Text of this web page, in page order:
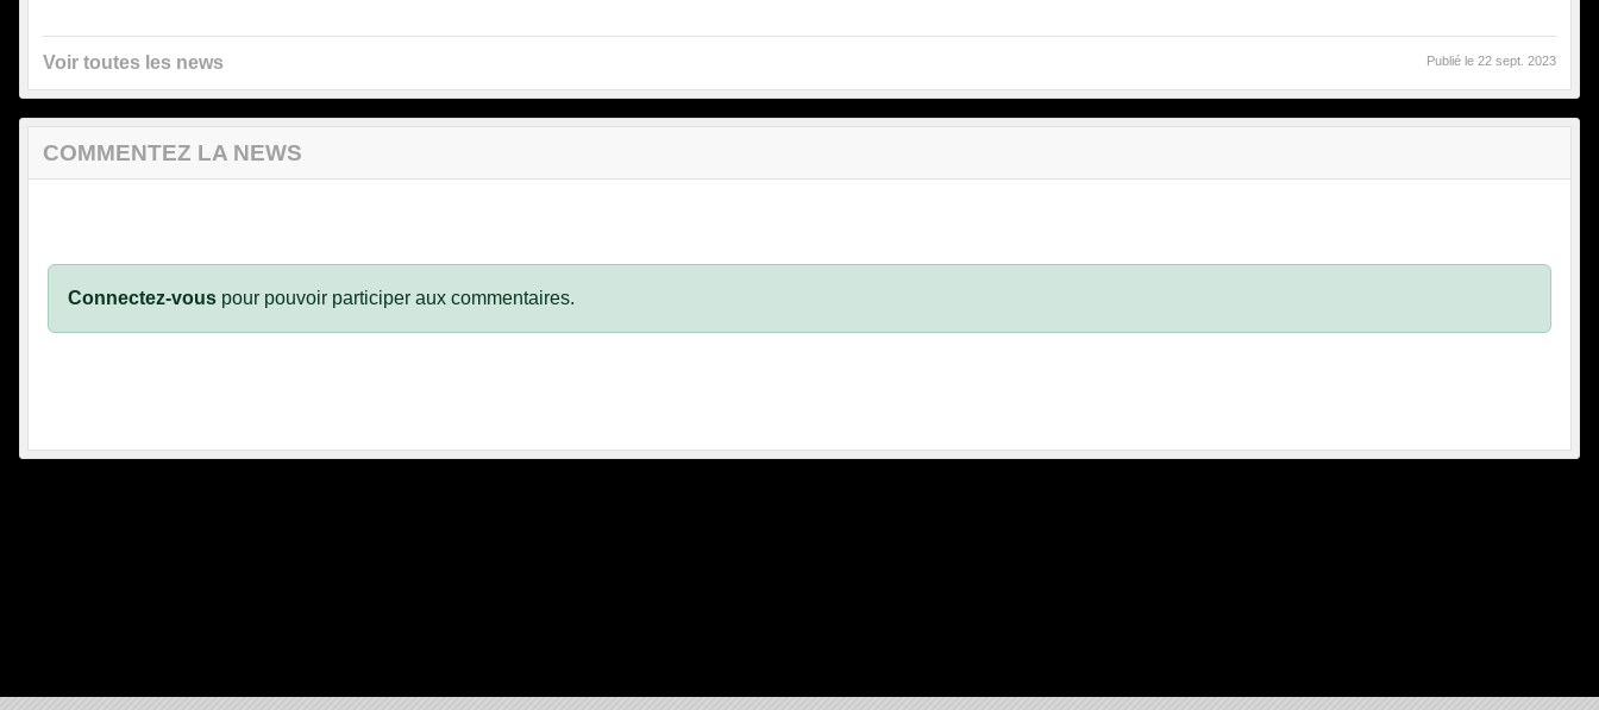
Voir toutes les news Publié le 22 sept. 2023
COMMENTEZ LA NEWS
Connectez-vous pour pouvoir participer aux commentaires.